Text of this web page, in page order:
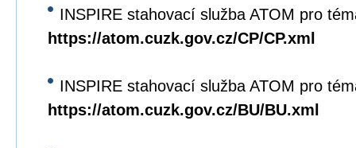
INSPIRE stahovací služba ATOM pro
https://atom.cuzk.gov.cz/CP/CP.xml
INSPIRE stahovací služba ATOM pro
https://atom.cuzk.gov.cz/BU/BU.xml